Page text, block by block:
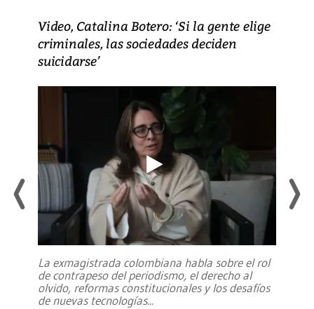
Video, Catalina Botero: ‘Si la gente elige
criminales, las sociedades deciden
suicidarse’
La exmagistrada colombiana habla sobre el rol
de contrapeso del periodismo, el derecho al
olvido, reformas constitucionales y los desafíos
de nuevas tecnologías...